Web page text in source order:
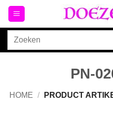
Ga
naar
inhoud
Zoeken
PN-
HOME / PRODUCT